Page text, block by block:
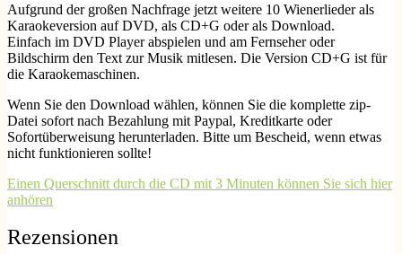
Aufgrund der großen Nachfrage jetzt weitere 10 Wienerlieder als
Karaokeversion auf DVD, als CD+G oder als Download.
Einfach im DVD Player abspielen und am Fernseher oder
Bildschirm den Text zur Musik mitlesen. Die Version CD+G ist für
die Karaokemaschinen.
Wenn Sie den Download wählen, können Sie die komplette zip-
Datei sofort nach Bezahlung mit Paypal, Kreditkarte oder
Sofortüberweisung herunterladen. Bitte um Bescheid, wenn etwas
nicht funktionieren sollte!
Einen Querschnitt durch die CD mit 3 Minuten können Sie sich hier
anhören
Rezensionen